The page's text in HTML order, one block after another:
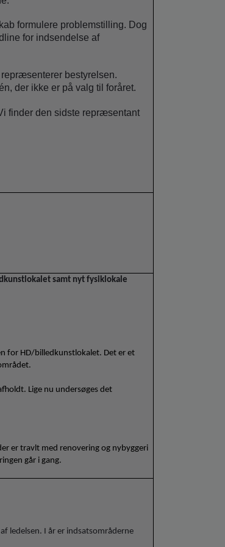
formulere problemstilling. Dog
for indsendelse af
bestyrelsen.
der ikke er på valg til foråret.
finder den sidste repræsentant
samt nyt fysiklokale
for HD/billedkunstlokalet. Det er et
Lige nu undersøges det
er travlt med renovering og nybyggeri
går i gang.
ledelsen. I år er indsatsområderne